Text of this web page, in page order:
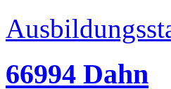
66994 Dahn